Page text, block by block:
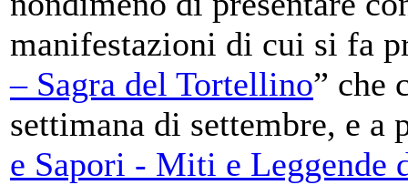
manifestazioni di cui si fa
– Sagra del Tortellino” che
settimana di settembre, e a
e Sapori - Miti e Leggende